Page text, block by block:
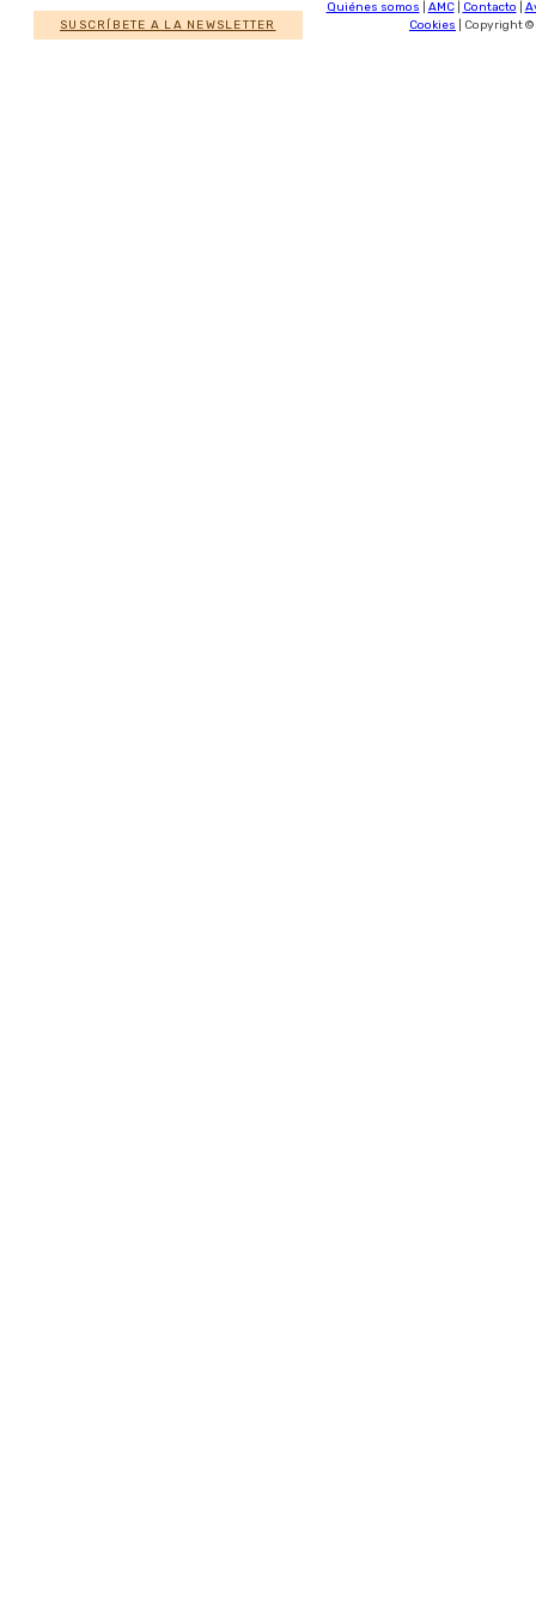
SUSCRÍBETE A LA NEWSLETTER
Quiénes somos AMC| Contacto
Cookies | Copyright